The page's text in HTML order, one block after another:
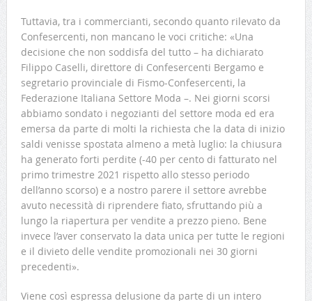
Tuttavia, tra i commercianti, secondo quanto rilevato da
Confesercenti, non mancano le voci critiche: «Una
decisione che non soddisfa del tutto – ha dichiarato
Filippo Caselli, direttore di Confesercenti Bergamo e
segretario provinciale di Fismo-Confesercenti, la
Federazione Italiana Settore Moda –. Nei giorni scorsi
abbiamo sondato i negozianti del settore moda ed era
emersa da parte di molti la richiesta che la data di inizio
saldi venisse spostata almeno a metà luglio: la chiusura
ha generato forti perdite (-40 per cento di fatturato nel
primo trimestre 2021 rispetto allo stesso periodo
dell’anno scorso) e a nostro parere il settore avrebbe
avuto necessità di riprendere fiato, sfruttando più a
lungo la riapertura per vendite a prezzo pieno. Bene
invece l’aver conservato la data unica per tutte le regioni
e il divieto delle vendite promozionali nei 30 giorni
precedenti».
Viene così espressa delusione da parte di un intero